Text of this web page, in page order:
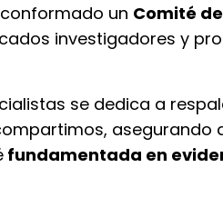
un Comité
investigadores y
se dedica a
asegurando
fundamentada en